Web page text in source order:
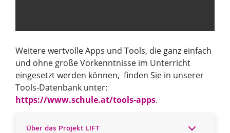
Weitere wertvolle Apps und Tools, die ganz einfach
und ohne große Vorkenntnisse im Unterricht
eingesetzt werden können, finden Sie in unserer
Tools-Datenbank unter:
https://www.schule.at/tools-apps​​​​​​​​​​​​​​​​.​​​​​​​
Über das Projekt LIFT